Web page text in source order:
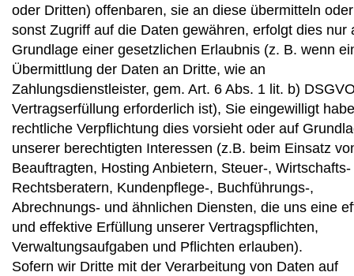
oder Dritten) offenbaren, sie an diese übermitteln
sonst Zugriff auf die Daten gewähren, erfolgt dies nur
Grundlage einer gesetzlichen Erlaubnis (z. B. wenn
Übermittlung der Daten an Dritte, wie an
Zahlungsdienstleister, gem. Art. 6 Abs. 1 lit. b)
Vertragserfüllung erforderlich ist), Sie eingewilligt
rechtliche Verpflichtung dies vorsieht oder auf
unserer berechtigten Interessen (z.B. beim Einsatz
Beauftragten, Hosting Anbietern, Steuer-,
Rechtsberatern, Kundenpflege-, Buchführungs-,
Abrechnungs- und ähnlichen Diensten, die uns eine
und effektive Erfüllung unserer Vertragspflichten,
Verwaltungsaufgaben und Pflichten erlauben).
Sofern wir Dritte mit der Verarbeitung von Daten auf